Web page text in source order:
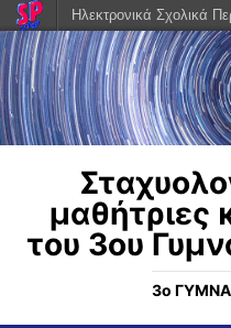
μαθήτριες
του 3ου
3ο
Ηλεκτρονικά Σχολικά